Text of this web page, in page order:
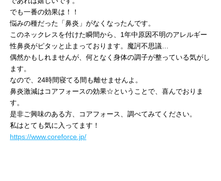
でも一番の効果は！！
悩みの種だった「鼻炎」がなくなったんです。
このネックレスを付けた瞬間から、1年中原因不明のアレルギー
性鼻炎がピタッと止まっております。魔訶不思議…
偶然かもしれませんが、何となく身体の調子が整っている気がし
ます。
なので、24時間寝てる間も離せませんよ。
鼻炎激減はコアフォースの効果☆ということで、喜んでおりま
す。
是非ご興味のある方、コアフォース、調べてみてください。
私はとても気に入ってます！
https://www.coreforce.jp/